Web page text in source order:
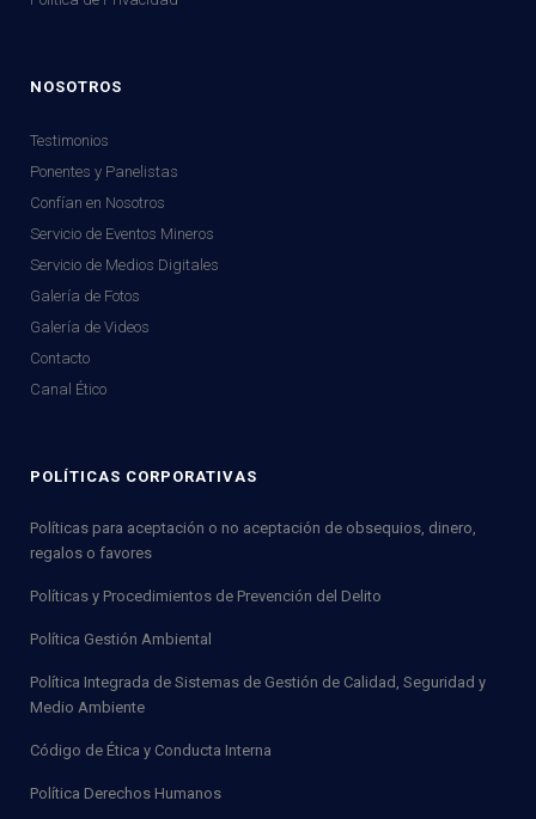
NOSOTROS
Testimonios
Ponentes y Panelistas
Confían en Nosotros
Servicio de Eventos Mineros
Servicio de Medios Digitales
Galería de Fotos
Galería de Videos
Contacto
Canal Ético
POLÍTICAS CORPORATIVAS
Políticas para aceptación o no aceptación de obsequios, dinero,
regalos o favores
Políticas y Procedimientos de Prevención del Delito
Política Gestión Ambiental
Política Integrada de Sistemas de Gestión de Calidad, Seguridad y
Medio Ambiente
Código de Ética y Conducta Interna
Política Derechos Humanos